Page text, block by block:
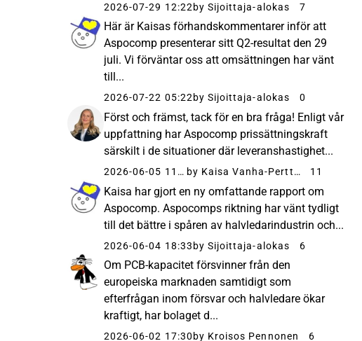
2026-07-29 12:22 by Sijoittaja-alokas 7
Här är Kaisas förhandskommentarer inför att
Aspocomp presenterar sitt Q2-resultat den 29
juli. Vi förväntar oss att omsättningen har vänt
till...
2026-07-22 05:22by Sijoittaja-alokas 0
Först och främst, tack för en bra fråga! Enligt vår
uppfattning har Aspocomp prissättningskraft
särskilt i de situationer där leveranshastighet...
2026-06-05 11:39 by Kaisa Vanha-Perttula 11
Kaisa har gjort en ny omfattande rapport om
Aspocomp. Aspocomps riktning har vänt tydligt
till det bättre i spåren av halvledarindustrin och...
2026-06-04 18:33by Sijoittaja-alokas 6
Om PCB-kapacitet försvinner från den
europeiska marknaden samtidigt som
efterfrågan inom försvar och halvledare ökar
kraftigt, har bolaget d...
2026-06-02 17:30 by Kroisos Pennonen 6